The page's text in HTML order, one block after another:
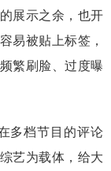
展示之余，也开
易被贴上标签，
繁刷脸、过度曝
多档节目的评论
艺为载体，给大